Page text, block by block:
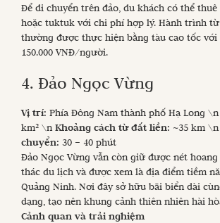
Để di chuyển trên đảo, du khách có thể thuê
hoặc tuktuk với chi phí hợp lý. Hành trình
thường được thực hiện bằng tàu cao tốc với
150.000 VNĐ/người.
4. Đảo Ngọc Vừng
Vị trí: Phía Đông Nam thành phố Hạ Long \n
km² \nKhoảng cách từ đất liền: ~35 km \n
chuyển: 30 – 40 phút
Đảo Ngọc Vừng vẫn còn giữ được nét
thác du lịch và được xem là địa điểm tiềm
Quảng Ninh. Nơi đây sở hữu bãi biển dài
dạng, tạo nên khung cảnh thiên nhiên hài
Cảnh quan và trải nghiệm